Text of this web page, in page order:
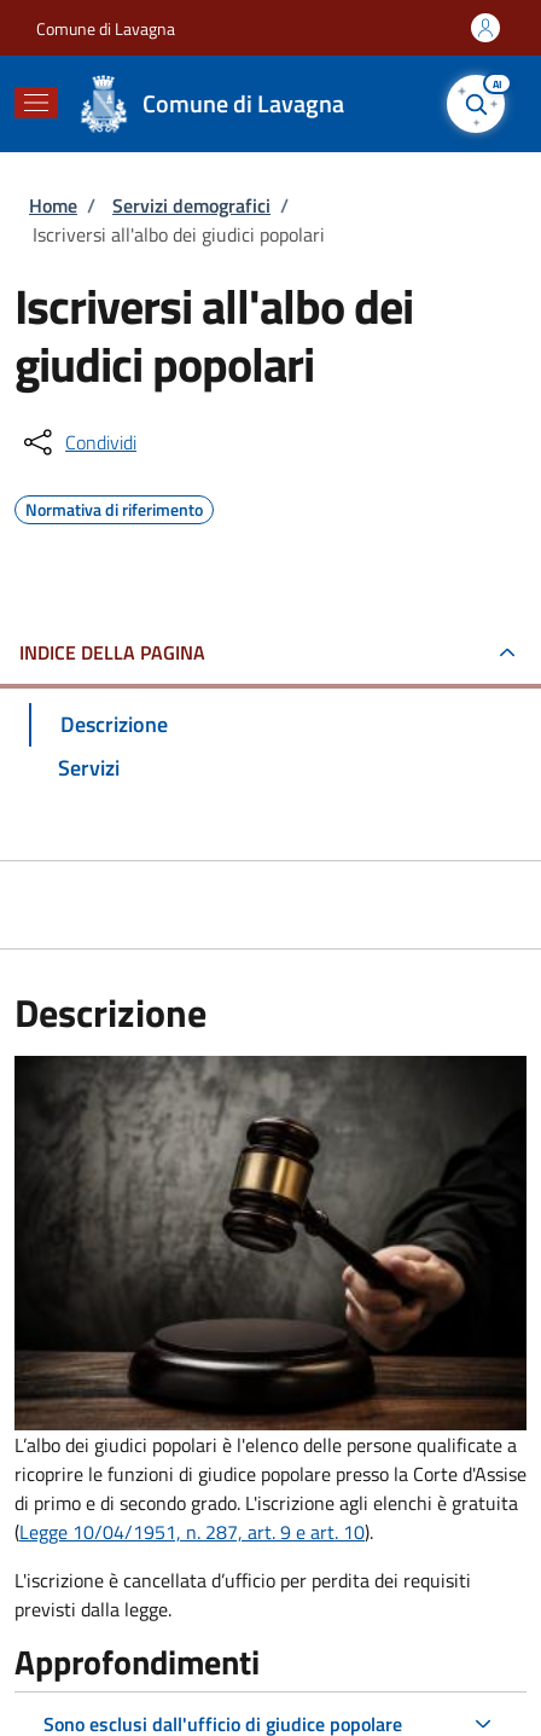
Comune di Lavagna
Comune di Lavagna
AI
Briciole di pane
Home / Servizi demografici /
Iscriversi all'albo dei giudici popolari
Iscriversi all'albo dei
giudici popolari
Condividi
Normativa di riferimento
INDICE DELLA PAGINA
Descrizione
Servizi
Descrizione
L’albo dei giudici popolari è l'elenco delle persone qualificate a
ricoprire le funzioni di giudice popolare presso la Corte d'Assise
di primo e di secondo grado. L'iscrizione agli elenchi è gratuita
(Legge 10/04/1951, n. 287, art. 9 e art. 10).
L'iscrizione è cancellata d’ufficio per perdita dei requisiti
previsti dalla legge.
Approfondimenti
Sono esclusi dall'ufficio di giudice popolare